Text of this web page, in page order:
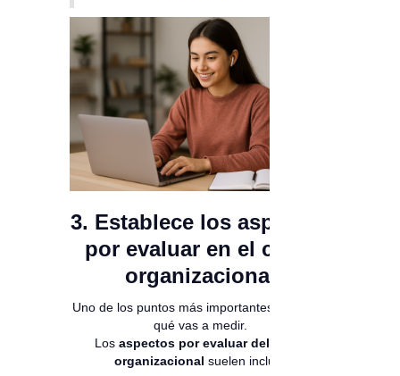
3. Establece los aspectos
por evaluar en el clima
organizacional
Uno de los puntos más importantes es definir
qué vas a medir.
Los aspectos por evaluar del clima
organizacional suelen incluir: